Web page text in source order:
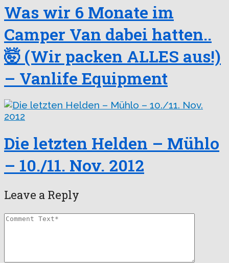
Was wir 6 Monate im
Camper Van dabei hatten..
🤯 (Wir packen ALLES aus!)
– Vanlife Equipment
Die letzten Helden – Mühlo
– 10./11. Nov. 2012
Leave a Reply